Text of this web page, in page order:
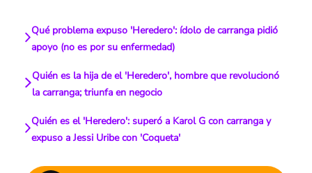
Qué problema expuso 'Heredero': ídolo de carranga pidió
apoyo (no es por su enfermedad)
Quién es la hija de el 'Heredero', hombre que revolucionó
la carranga; triunfa en negocio
Quién es el 'Heredero': superó a Karol G con carranga y
expuso a Jessi Uribe con 'Coqueta'